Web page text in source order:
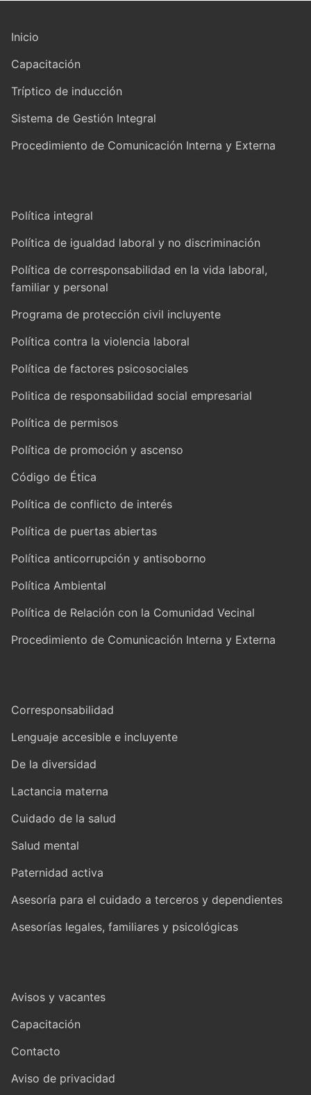
Inicio
Capacitación
Tríptico de inducción
Sistema de Gestión Integral
Procedimiento de Comunicación Interna y Externa
Política integral
Política de igualdad laboral y no discriminación
Política de corresponsabilidad en la vida laboral,
familiar y personal
Programa de protección civil incluyente
Política contra la violencia laboral
Política de factores psicosociales
Politica de responsabilidad social empresarial
Política de permisos
Política de promoción y ascenso
Código de Ética
Política de conflicto de interés
Política de puertas abiertas
Política anticorrupción y antisoborno
Política Ambiental
Política de Relación con la Comunidad Vecinal
Procedimiento de Comunicación Interna y Externa
Corresponsabilidad
Lenguaje accesible e incluyente
De la diversidad
Lactancia materna
Cuidado de la salud
Salud mental
Paternidad activa
Asesoría para el cuidado a terceros y dependientes
Asesorías legales, familiares y psicológicas
Avisos y vacantes
Capacitación
Contacto
Aviso de privacidad